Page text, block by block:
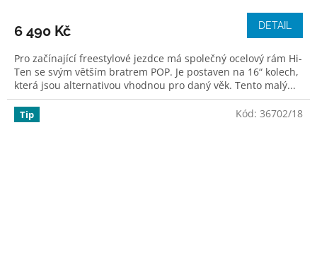
6 490 Kč DETAIL
Pro začínající freestylové jezdce má společný ocelový rám Hi-
Ten se svým větším bratrem POP. Je postaven na 16“ kolech,
která jsou alternativou vhodnou pro daný věk. Tento malý...
Tip Kód: 36702/18